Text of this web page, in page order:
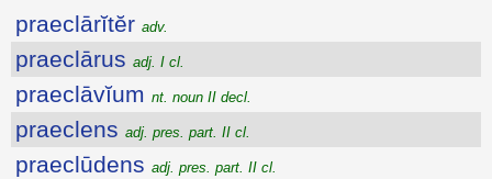
praeclārĭtĕr adv.
praeclārus adj. I cl.
praeclāvĭum nt. noun II decl.
praeclens adj. pres. part. II cl.
praeclūdens adj. pres. part. II cl.